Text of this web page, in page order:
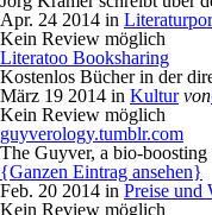
Apr. 24 2014 in
Kein Review möglich
Literatoo Booksharing
Kostenlos Bücher in der
März 19 2014 in Kultur von
Kein Review möglich
guyverology.tumblr.com
The Guyver, a bio-
{Ganzen Eintrag ansehen}
Feb. 20 2014 in Preise und
Kein Review möglich